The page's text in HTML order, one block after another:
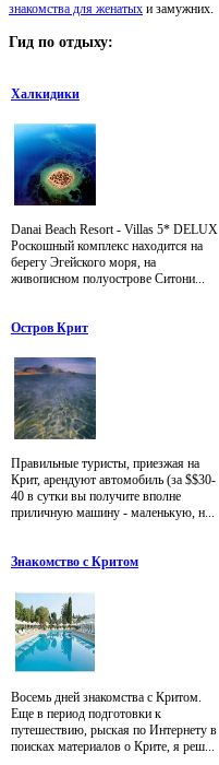
знакомства для женатых и замужних.
Гид по отдыху:
Халкидики
Danai Beach Resort - Villas 5* DELUX
Роскошный комплекс находится на
берегу Эгейского моря, на
живописном полуострове Ситони...
Остров Крит
Правильные туристы, приезжая на
Крит, арендуют автомобиль (за $$30-
40 в сутки вы получите вполне
приличную машину - маленькую, н...
Знакомство с Критом
Восемь дней знакомства с Критом.
Еще в период подготовки к
путешествию, рыская по Интернету в
поисках материалов о Крите, я реш...